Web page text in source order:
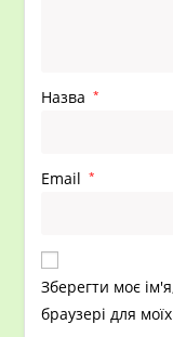
Назва *
Email *
Зберегти моє
браузері для